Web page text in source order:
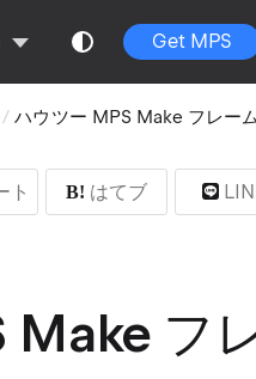
Get MPS
ハウツー MPS Make フレー
ト はてブ
フ